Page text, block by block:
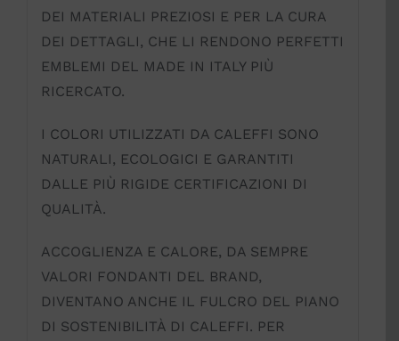
DEI MATERIALI PREZIOSI E PER LA CURA
DEI DETTAGLI, CHE LI RENDONO PERFETTI
EMBLEMI DEL MADE IN ITALY PIÙ
RICERCATO.
I COLORI UTILIZZATI DA CALEFFI SONO
NATURALI, ECOLOGICI E GARANTITI
DALLE PIÙ RIGIDE CERTIFICAZIONI DI
QUALITÀ.
ACCOGLIENZA E CALORE, DA SEMPRE
VALORI FONDANTI DEL BRAND,
DIVENTANO ANCHE IL FULCRO DEL PIANO
DI SOSTENIBILITÀ DI CALEFFI. PER